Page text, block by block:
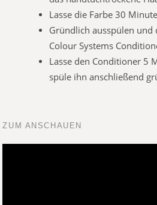
Lasse die Farbe 30
Gründlich ausspülen und
Colour Systems
Lasse den Conditioner 5
spüle ihn anschließend
ZUM ANSCHAUEN